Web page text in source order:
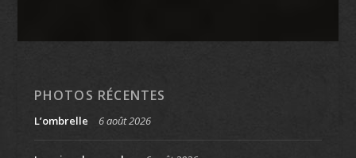
PHOTOS RÉCENTES
L’ombrelle 6 août 2026